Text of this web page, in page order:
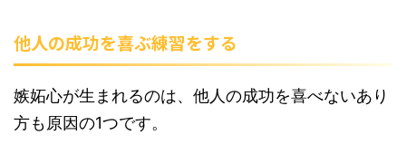
他人の成功を喜ぶ練習をする
嫉妬心が生まれるのは、他人の成功を喜べないあり
方も原因の1つです。